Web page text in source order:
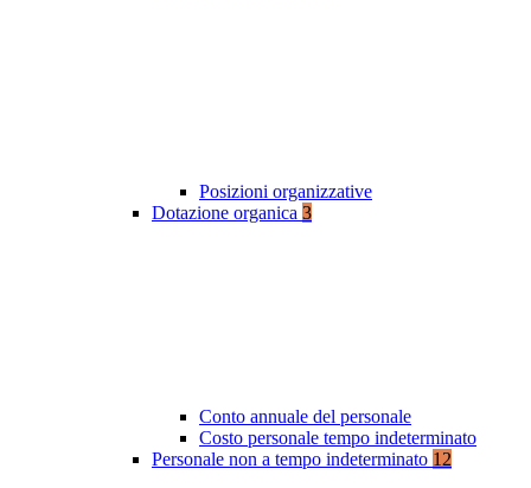
Posizioni organizzative
Dotazione organica 3
Conto annuale del personale
Costo personale tempo indeterminato
Personale non a tempo indeterminato 12